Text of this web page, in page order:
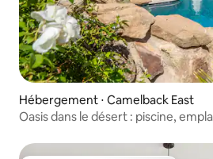
Hébergement ⋅ Camelback East
Oasis dans le désert : piscine,